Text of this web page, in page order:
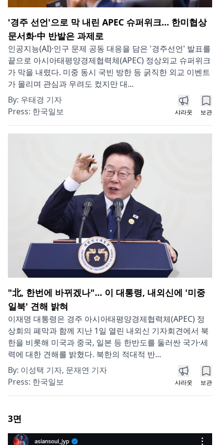
'경주 선언'으로 막 내린 APEC 슈퍼위크… 한미협상
문서화·中 반발은 과제로
인공지능(AI)·인구 문제 공동 대응을 담은 '경주선언' 발표를
끝으로 아시아태평양경제협력체(APEC) 정상외교 슈퍼위크
가 막을 내렸다. 미중 동시 국빈 방한 등 굵직한 외교 이벤트
가 몰리며 관심과 우려도 컸지만 대...
By: 우태경 기자
Press: 한국일보 샤라웃 보관
"北, 한번에 바뀌겠나"... 이 대통령, 내외신에 '미중
일북' 견해 밝혀
이재명 대통령은 경주 아시아태평양경제협력체(APEC) 정
상회의 폐막과 함께 지난 1일 열린 내외신 기자회견에서 북
한을 비롯해 미국과 중국, 일본 등 한반도를 둘러싼 국가·세
력에 대한 견해를 밝혔다. 북한의 적대적 반...
By: 이성택 기자, 문재연 기자
Press: 한국일보 샤라웃 보관
3면